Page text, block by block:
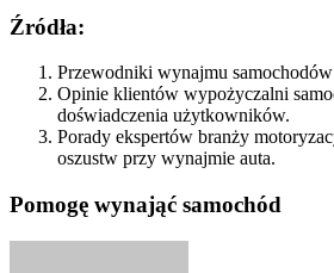
Źródła:
Przewodniki wynajmu
Opinie klientów wypożyczalni
doświadczenia użytkowników.
Porady ekspertów branży
oszustw przy wynajmie auta.
Pomogę wynająć samochód